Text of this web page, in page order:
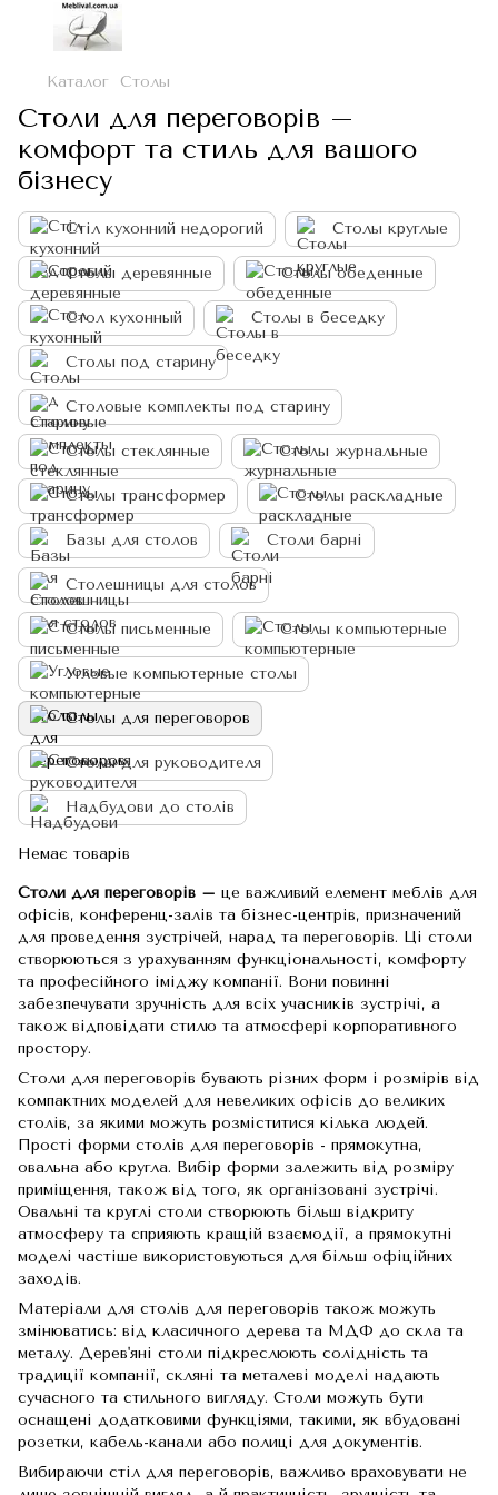
Каталог Столы
Столи для переговорів –
комфорт та стиль для вашого
бізнесу
Cтіл кухонний недорогий Столы круглые
Столы деревянные Столы обеденные
Стол кухонный Столы в беседку
Столы под старину
Столовые комплекты под старину
Столы стеклянные Столы журнальные
Столы трансформер Столы раскладные
Базы для столов Столи барні
Столешницы для столов
Столы письменные Столы компьютерные
Угловые компьютерные столы
Столы для переговоров
Столы для руководителя
Надбудови до столів
Немає товарів
Столи для переговорів – це важливий елемент меблів для
офісів, конференц-залів та бізнес-центрів, призначений
для проведення зустрічей, нарад та переговорів. Ці столи
створюються з урахуванням функціональності, комфорту
та професійного іміджу компанії. Вони повинні
забезпечувати зручність для всіх учасників зустрічі, а
також відповідати стилю та атмосфері корпоративного
простору.
Столи для переговорів бувають різних форм і розмірів від
компактних моделей для невеликих офісів до великих
столів, за якими можуть розміститися кілька людей.
Прості форми столів для переговорів - прямокутна,
овальна або кругла. Вибір форми залежить від розміру
приміщення, також від того, як організовані зустрічі.
Овальні та круглі столи створюють більш відкриту
атмосферу та сприяють кращій взаємодії, а прямокутні
моделі частіше використовуються для більш офіційних
заходів.
Матеріали для столів для переговорів також можуть
змінюватись: від класичного дерева та МДФ до скла та
металу. Дерев'яні столи підкреслюють солідність та
традиції компанії, скляні та металеві моделі надають
сучасного та стильного вигляду. Столи можуть бути
оснащені додатковими функціями, такими, як вбудовані
розетки, кабель-канали або полиці для документів.
Вибираючи стіл для переговорів, важливо враховувати не